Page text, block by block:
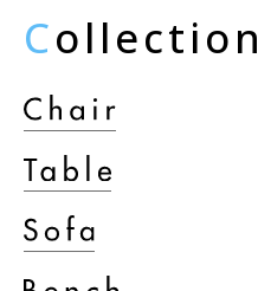
Collection